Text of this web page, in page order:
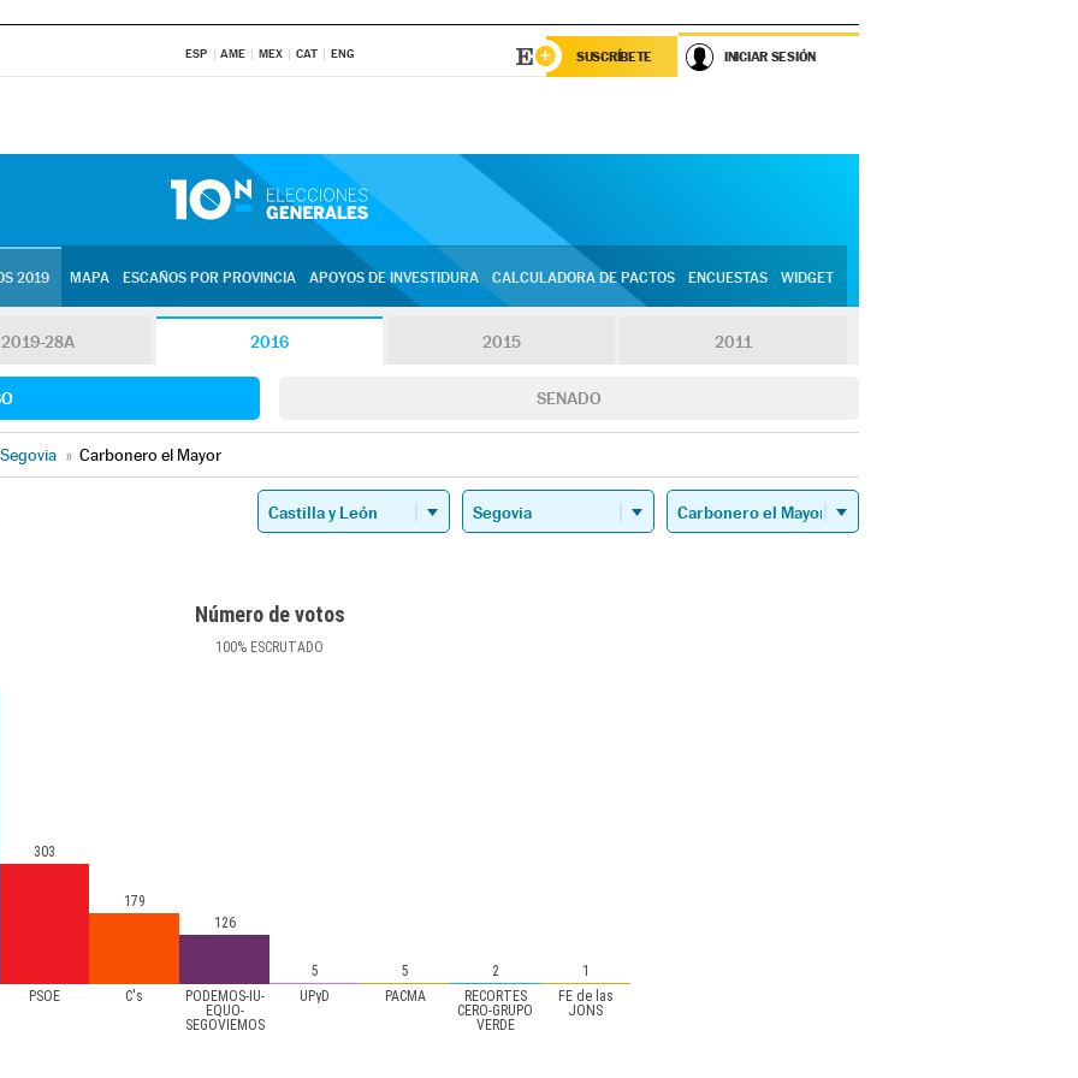
ESP AME MEX CAT ENG SUSCRÍBETE INICIAR SESIÓN
2019 MAPA ESCAÑOS POR PROVINCIA APOYOS DE INVESTIDURA CALCULADORA DE PACTOS ENCUESTAS WIDGET
2019-28A 2016 2015 2011
SENADO
Segovia » Carbonero el Mayor
Número de votos
100% ESCRUTADO
PSOE C's
PODEMOS-IU-
EQUO-
SEGOVIEMOS
UPyD PACMA
RECORTES
CERO-GRUPO
VERDE
FE de las
JONS
303
179
126
5 5 2 1